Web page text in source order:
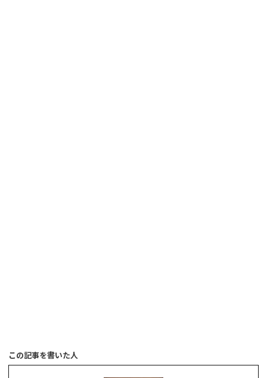
この記事を書いた人